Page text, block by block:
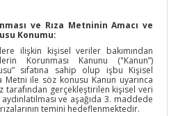
ve Rıza Metninin Amacı ve
Konumu:
ilişkin kişisel veriler bakımından
Korunması Kanunu ("Kanun”)
sıfatına sahip olup işbu Kişisel
Metni ile söz konusu Kanun uyarınca
tarafından gerçekleştirilen kişisel veri
ve aşağıda 3. maddede
temini hedeflenmektedir.